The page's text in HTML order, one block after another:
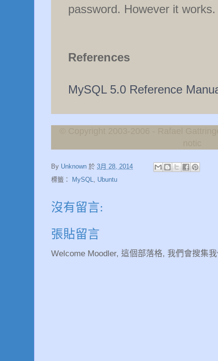
password. However it works.
References
MySQL 5.0 Reference
By Unknown 於 3月 28, 2014
標籤： MySQL Ubuntu
沒有留言:
張貼留言
Welcome Moodler, 這個部落格, 我們會搜集